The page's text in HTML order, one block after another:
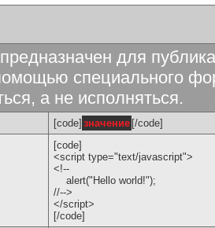
для
специального
а не исполняться.
[code] значение [/code]
[code]
<script type="text/javascript">
<!--
alert("Hello world!");
//-->
</script>
[/code]